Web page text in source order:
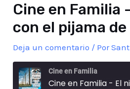
Cine en Familia
con el pijama
Deja un comentario / Por
Cine en Familia